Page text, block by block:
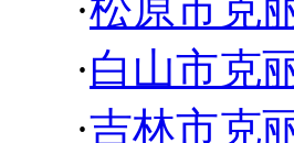
·白山市克
·吉林市克